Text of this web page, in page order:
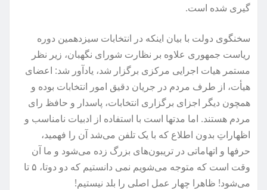
گیری شده است.
سخنگوی دولت با بیان اینکه در انتخابات سیزدهمین دوره
ریاست جمهوری علاوه بر نظارت شورای نگهبان، زیر نظر
مستمر هیات اجرایی مرکزی برگزار شد، یادآور شد: اعضای
هیأت، از طرف مردم در جریان دقیق امور انتخابات بوده و
همچون دیگر اجزای برگزاری انتخابات، پاسدار و حافظ رای
مردم هستند. اما مدتها است با استفاده از ادبیات نامناسب و
اظهاراتِ بدون اطلاع که با یک تلفن می‌شد آن را فهمید،
حرفها و اتهاماتی در تریبون‌های بزرگ زده می‌شود و ما آن
وقت است که متوجه می‌شویم نمی دانستیم که دو دوتا، ۵ تا
می‌شود! ظاهرا چهار عمل اصلی را بلد نیستیم!